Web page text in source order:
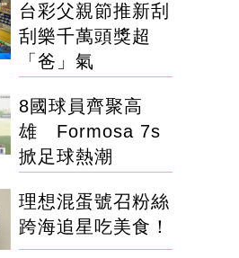
台彩父親節推新刮
刮樂千萬頭獎超
「爸」氣
8國球員齊聚高
雄 Formosa 7s
掀足球熱潮
理想混蛋號召粉絲
跨海追星吃美食！